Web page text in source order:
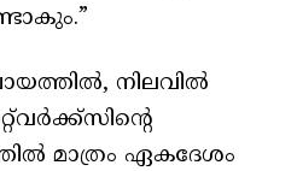
നിലവിൽ
മാത്രം ഏകദേശം